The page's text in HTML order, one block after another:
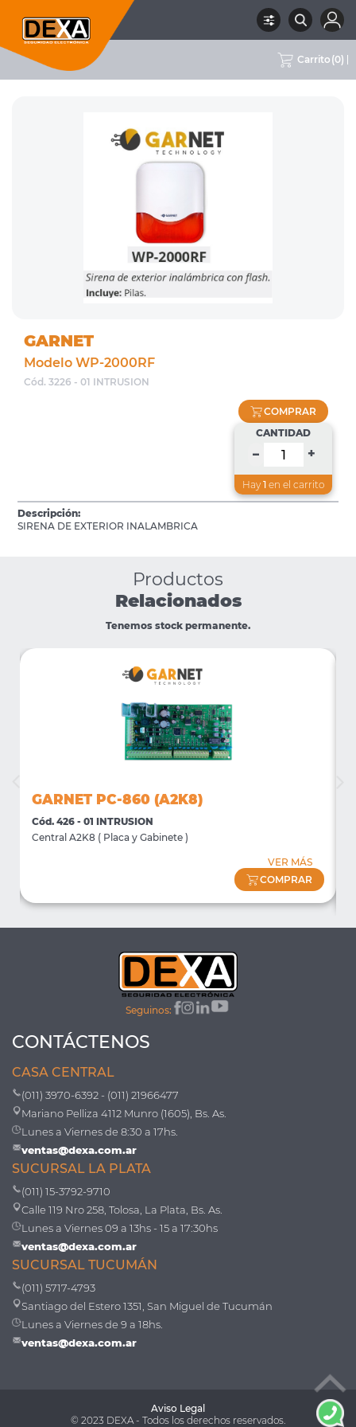
Carrito (0)
MARCA
GARNET
Modelo WP-2000RF
Cód. 3226 - 01 INTRUSION
COMPRAR
CANTIDAD
– +
Hay 1 en el carrito
Descripción:
SIRENA DE EXTERIOR INALAMBRICA
Productos
Relacionados
Tenemos stock permanente.
GARNET PC-860 (A2K8)
Cód. 426 - 01 INTRUSION
Central A2K8 ( Placa y Gabinete )
VER MÁS
COMPRAR
Seguinos:
CONTÁCTENOS
CASA CENTRAL
(011) 3970-6392 - (011) 21966477
Mariano Pelliza 4112 Munro (1605), Bs. As.
Lunes a Viernes de 8:30 a 17hs.
ventas@dexa.com.ar
SUCURSAL LA PLATA
(011) 15-3792-9710
Calle 119 Nro 258, Tolosa, La Plata, Bs. As.
Lunes a Viernes 09 a 13hs - 15 a 17:30hs
ventas@dexa.com.ar
SUCURSAL TUCUMÁN
(011) 5717-4793
Santiago del Estero 1351, San Miguel de Tucumán
Lunes a Viernes de 9 a 18hs.
ventas@dexa.com.ar
Aviso Legal
© 2023 DEXA - Todos los derechos reservados.